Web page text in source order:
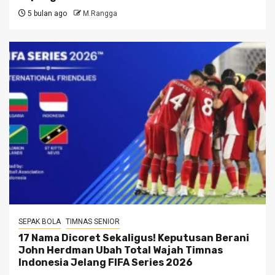
5 bulan ago M.Rangga
SEPAK BOLA TIMNAS SENIOR
17 Nama Dicoret Sekaligus! Keputusan Berani
John Herdman Ubah Total Wajah Timnas
Indonesia Jelang FIFA Series 2026